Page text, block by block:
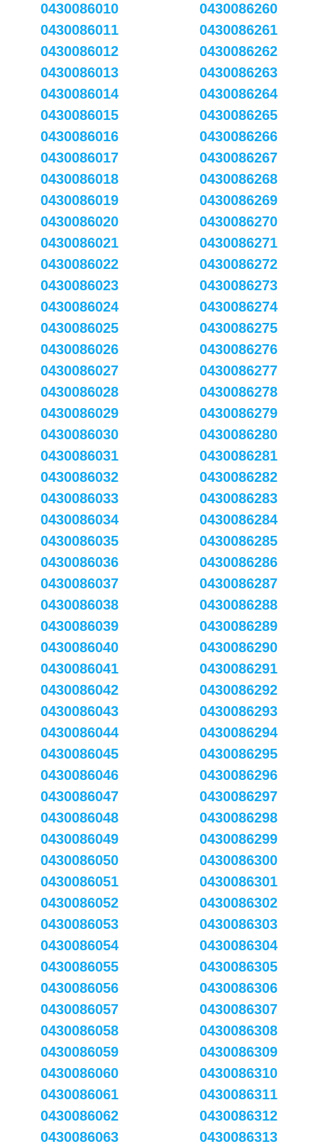
0430086010
0430086011
0430086012
0430086013
0430086014
0430086015
0430086016
0430086017
0430086018
0430086019
0430086020
0430086021
0430086022
0430086023
0430086024
0430086025
0430086026
0430086027
0430086028
0430086029
0430086030
0430086031
0430086032
0430086033
0430086034
0430086035
0430086036
0430086037
0430086038
0430086039
0430086040
0430086041
0430086042
0430086043
0430086044
0430086045
0430086046
0430086047
0430086048
0430086049
0430086050
0430086051
0430086052
0430086053
0430086054
0430086055
0430086056
0430086057
0430086058
0430086059
0430086060
0430086061
0430086062
0430086063
0430086260
0430086261
0430086262
0430086263
0430086264
0430086265
0430086266
0430086267
0430086268
0430086269
0430086270
0430086271
0430086272
0430086273
0430086274
0430086275
0430086276
0430086277
0430086278
0430086279
0430086280
0430086281
0430086282
0430086283
0430086284
0430086285
0430086286
0430086287
0430086288
0430086289
0430086290
0430086291
0430086292
0430086293
0430086294
0430086295
0430086296
0430086297
0430086298
0430086299
0430086300
0430086301
0430086302
0430086303
0430086304
0430086305
0430086306
0430086307
0430086308
0430086309
0430086310
0430086311
0430086312
0430086313